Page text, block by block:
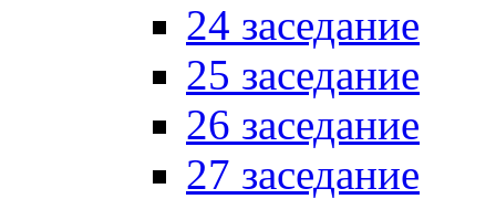
24 заседание
25 заседание
26 заседание
27 заседание